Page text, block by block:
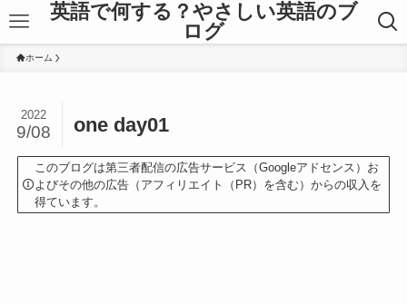
英語で何する？やさしい英語のブ
ログ
ホーム
one day01
2022
9/08
このブログは第三者配信の広告サービス（Googleアドセンス）お
よびその他の広告（アフィリエイト（PR）を含む）からの収入を
得ています。